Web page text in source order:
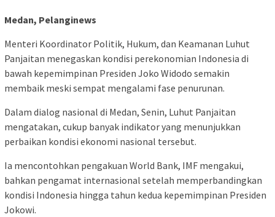
Medan, Pelanginews
Menteri Koordinator Politik, Hukum, dan Keamanan Luhut
Panjaitan menegaskan kondisi perekonomian Indonesia di
bawah kepemimpinan Presiden Joko Widodo semakin
membaik meski sempat mengalami fase penurunan.
Dalam dialog nasional di Medan, Senin, Luhut Panjaitan
mengatakan, cukup banyak indikator yang menunjukkan
perbaikan kondisi ekonomi nasional tersebut.
Ia mencontohkan pengakuan World Bank, IMF mengakui,
bahkan pengamat internasional setelah memperbandingkan
kondisi Indonesia hingga tahun kedua kepemimpinan Presiden
Jokowi.